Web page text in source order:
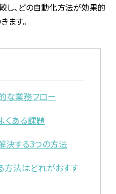
し、どの自動化方法が効果的
ます。
な業務フロー
くある課題
決する3つの方法
方法はどれがおすす